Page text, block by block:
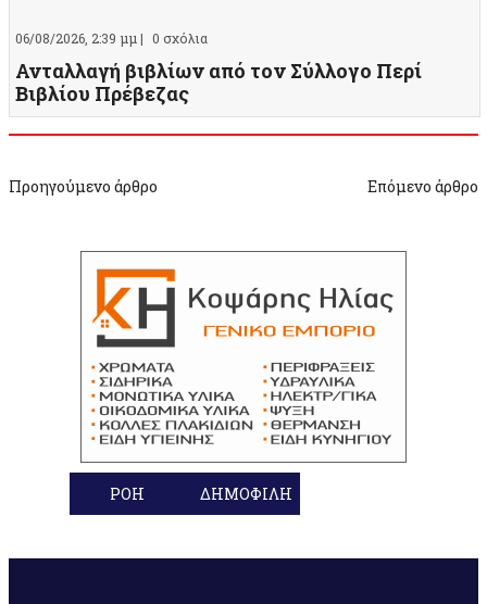
06/08/2026, 2:39 μμ | 0 σχόλια
Ανταλλαγή βιβλίων από τον Σύλλογο Περί
Βιβλίου Πρέβεζας
Προηγούμενο άρθρο Επόμενο άρθρο
ΡΟΗ ΔΗΜΟΦΙΛΗ